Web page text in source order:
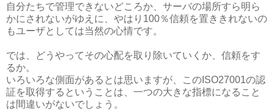
自分たちで管理できないどころか、サーバの場所すら明ら
かにされないがゆえに、やはり100％信頼を置ききれないの
もユーザとしては当然の心情です。
では、どうやってその心配を取り除いていくか、信頼をす
るか。
いろいろな側面があるとは思いますが、このISO27001の認
証を取得するということは、一つの大きな指標になること
は間違いがないでしょう。